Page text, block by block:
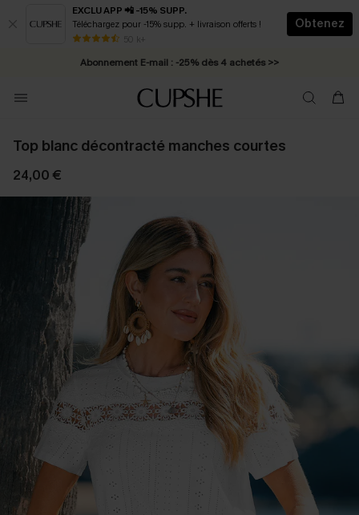
EXCLU APP 📲 -15% SUPP.
Téléchargez pour -15% supp. + livraison offerts !
50 k+
Obtenez
* Livraison éclair 2-3 jours ouvrés >>
Abonnement E-mail : -25% dès 4 achetés >>
Top blanc décontracté manches courtes
24,00 €